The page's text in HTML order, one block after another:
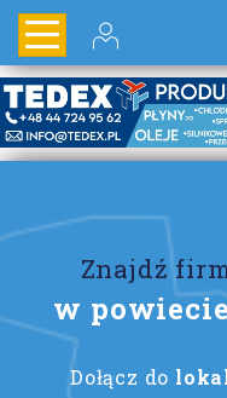
Znajdź
w
Dołącz do